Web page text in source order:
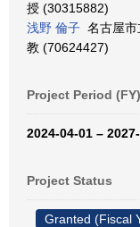
授 (30315882)
浅野 倫子 名古屋
教 (70624427)
Project Period (FY)
2024-04-01 –
Project Status
Granted (Fiscal